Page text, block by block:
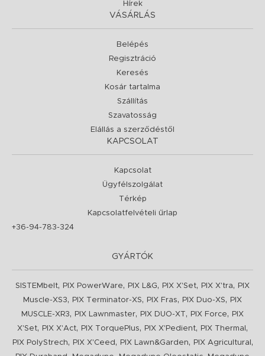
Hírek
VÁSÁRLÁS
Belépés
Regisztráció
Keresés
Kosár tartalma
Szállítás
Szavatosság
Elállás a szerződéstől
KAPCSOLAT
Kapcsolat
Ügyfélszolgálat
Térkép
Kapcsolatfelvételi űrlap
+36-94-783-324
GYÁRTÓK
SISTEMbelt, PIX PowerWare, PIX L&G, PIX X'Set, PIX X'tra,
PIX
Muscle-XS3, PIX Terminator-XS, PIX Fras, PIX Duo-XS,
PIX
MUSCLE-XR3, PIX Lawnmaster, PIX DUO-XT , PIX Force,
PIX
X'Set, PIX X'Act, PIX TorquePlus, PIX X'Pedient, PIX Thermal ,
PIX PolyStrech, PIX X'Ceed , PIX Lawn&Garden, PIX Agricultural ,